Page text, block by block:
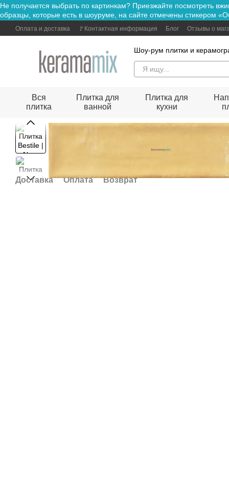
Перейти к основному контенту
Не получается выбрать по картинкам? Приезжайте
образцы, которые есть в шоуруме, на сайте отмечены стикером
Оплата и доставка 🚩Контактная информация Блог Отзывы о
Шоу-рум плитки и
Вся
плитка
Плитка для
ванной
Плитка для
кухни
Доставка Оплата Возврат